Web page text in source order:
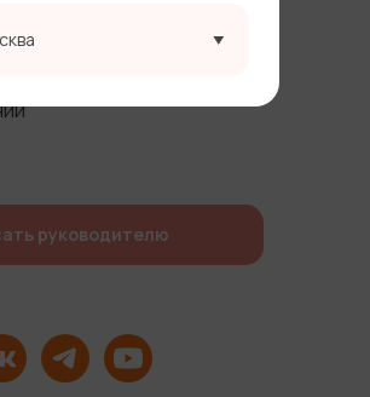
руководителю